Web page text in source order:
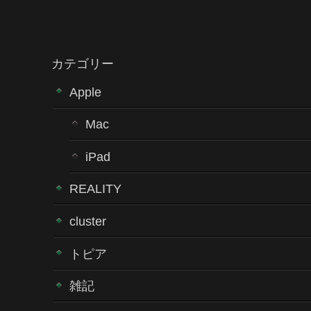
カテゴリー
Apple
Mac
iPad
REALITY
cluster
トピア
雑記